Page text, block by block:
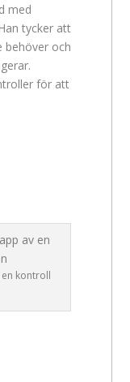
med
tycker att
behöver och
för att
kontroll